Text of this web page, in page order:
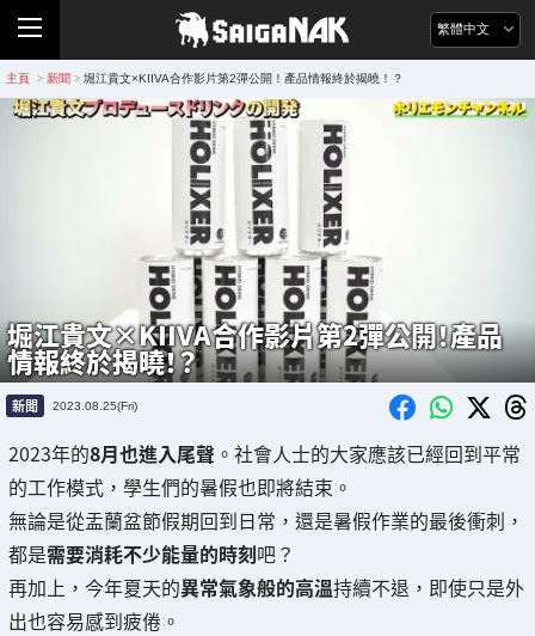
繁體中文
主頁 > 新聞 > 堀江貴文×KIIVA合作影片第2彈公開！產品情報終於揭曉！？
堀江貴文×KIIVA合作影片第2彈公開！產品
情報終於揭曉！？
新聞 2023.08.25(Fri)
2023年的8月也進入尾聲 。社會人士的大家應該已經回到平常
的工作模式，學生們的暑假也即將結束。
無論是從盂蘭盆節假期回到日常，還是暑假作業的最後衝刺，
都是需要消耗不少能量的時刻吧？
再加上，今年夏天的異常氣象般的高溫持續不退，即使只是外
出也容易感到疲倦。